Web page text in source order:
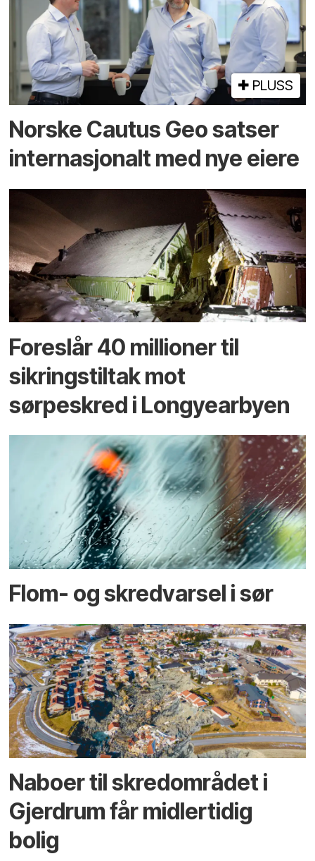
PLUSS
Norske Cautus Geo satser
internasjonalt med nye eiere
Foreslår 40 millioner til
sikringstiltak mot
sørpeskred i Longyearbyen
Flom- og skredvarsel i sør
Naboer til skredområdet i
Gjerdrum får midlertidig
bolig